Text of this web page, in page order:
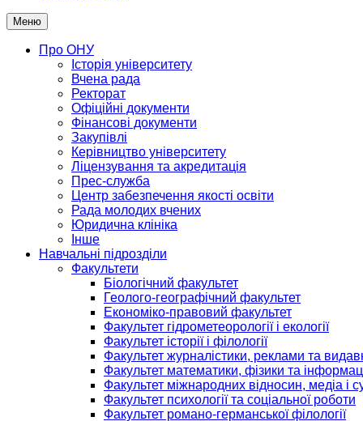
Меню
Про ОНУ
Історія університету
Вчена рада
Ректорат
Офіційні документи
Фінансові документи
Закупівлі
Керівництво університету
Ліцензування та акредитація
Прес-служба
Центр забезпечення якості освіти
Рада молодих вчених
Юридична клініка
Інше
Навчальні підрозділи
Факультети
Біологічний факультет
Геолого-географічний факультет
Економіко-правовий факультет
Факультет гідрометеорології і екології
Факультет історії і філології
Факультет журналістики, реклами та
Факультет математики, фізики та
Факультет міжнародних відносин, медіа і
Факультет психології та соціальної роботи
Факультет романо-германської філології